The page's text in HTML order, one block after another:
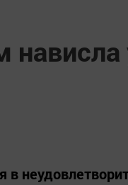
нависла
в